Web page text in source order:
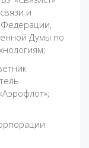
и
Федерации,
Думы по